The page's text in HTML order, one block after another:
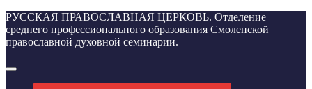
РУССКАЯ ПРАВОСЛАВНАЯ ЦЕРКОВЬ. Отделение
среднего профессионального образования Смоленской
православной духовной семинарии.